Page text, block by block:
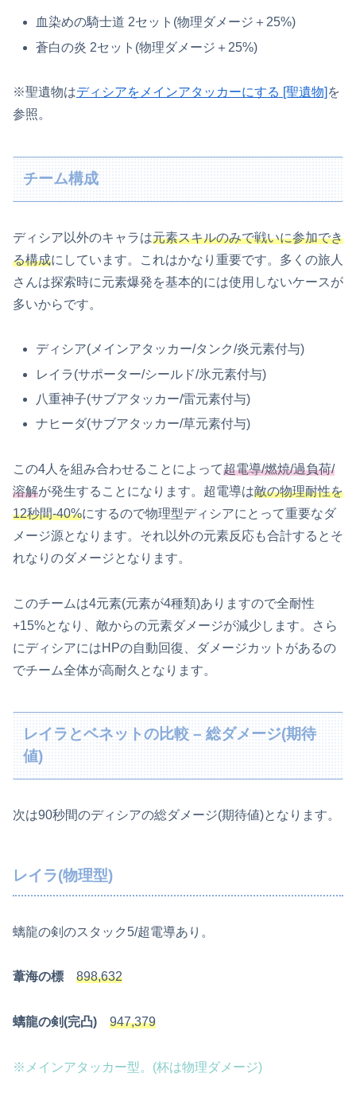
血染めの騎士道 2セット(物理ダメージ＋25%)
蒼白の炎 2セット(物理ダメージ＋25%)
※聖遺物はディシアをメインアタッカーにする [聖遺物] を
参照。
チーム構成
ディシア以外のキャラは元素スキルのみで戦いに参加でき
る構成にしています。これはかなり重要です。多くの旅人
さんは探索時に元素爆発を基本的には使用しないケースが
多いからです。
ディシア(メインアタッカー/タンク/炎元素付与)
レイラ(サポーター/シールド/氷元素付与)
八重神子(サブアタッカー/雷元素付与)
ナヒーダ(サブアタッカー/草元素付与)
この4人を組み合わせることによって超電導/燃焼/過負荷/
溶解が発生することになります。超電導は敵の物理耐性を
12秒間-40%にするので物理型ディシアにとって重要なダ
メージ源となります。それ以外の元素反応も合計するとそ
れなりのダメージとなります。
このチームは4元素(元素が4種類)ありますので全耐性
+15%となり、敵からの元素ダメージが減少します。さら
にディシアにはHPの自動回復、ダメージカットがあるの
でチーム全体が高耐久となります。
レイラとベネットの比較 – 総ダメージ(期待
値)
次は90秒間のディシアの総ダメージ(期待値)となります。
レイラ(物理型)
螭龍の剣のスタック5/超電導あり。
葦海の標 898,632
螭龍の剣(完凸) 947,379
※メインアタッカー型。(杯は物理ダメージ)